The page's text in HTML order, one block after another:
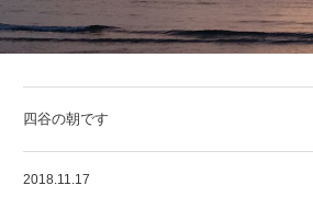
四谷の朝です
2018.11.17